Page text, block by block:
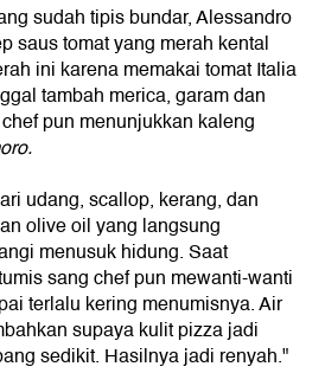
sudah tipis bundar, Alessandro
saus tomat yang merah kental
ini karena memakai tomat Italia
tambah merica, garam dan
pun menunjukkan kaleng
udang, scallop, kerang, dan
olive oil yang langsung
menusuk hidung. Saat
sang chef pun mewanti-wanti
terlalu kering menumisnya. Air
supaya kulit pizza jadi
sedikit. Hasilnya jadi renyah."